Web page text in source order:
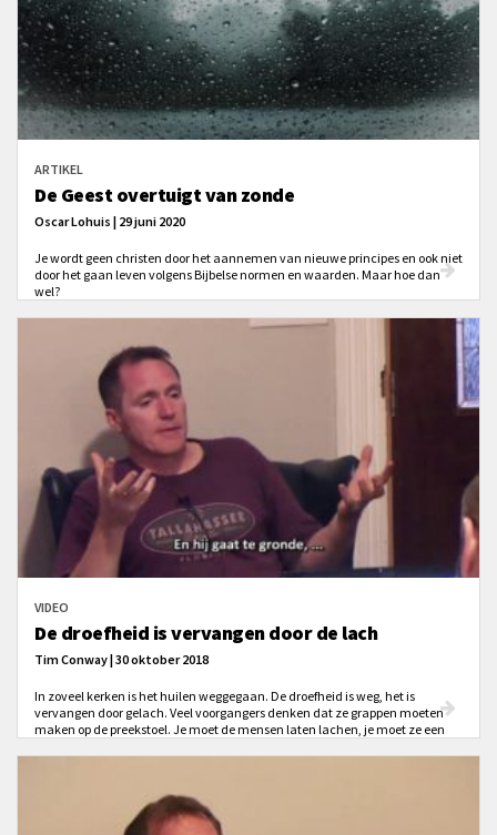
ARTIKEL
De Geest overtuigt van zonde
Oscar Lohuis | 29 juni 2020
Je wordt geen christen door het aannemen van nieuwe principes en ook niet
door het gaan leven volgens Bijbelse normen en waarden. Maar hoe dan
wel?
VIDEO
De droefheid is vervangen door de lach
Tim Conway | 30 oktober 2018
In zoveel kerken is het huilen weggegaan. De droefheid is weg, het is
vervangen door gelach. Veel voorgangers denken dat ze grappen moeten
maken op de preekstoel. Je moet de mensen laten lachen, je moet ze een